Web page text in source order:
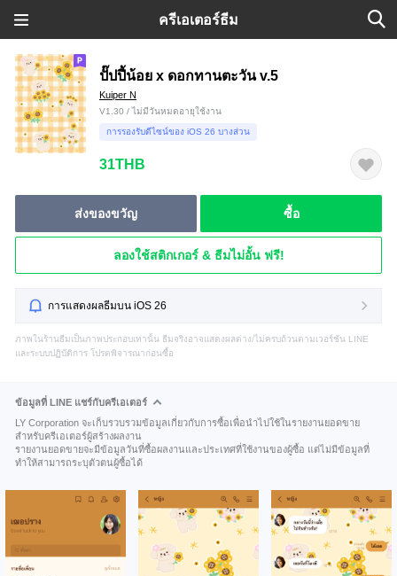
ครีเอเตอร์ธีม
ปั๊ปปี้น้อย x ดอกทานตะวัน v.5
Kuiper N
V1.30 / ไม่มีวันหมดอายุใช้งาน
การรองรับดีไซน์ของ iOS 26 บางส่วน
31THB
ส่งของขวัญ ซื้อ
ลองใช้สติกเกอร์ & ธีมไม่อั้น ฟรี!
การแสดงผลธีมบน iOS 26
ภาพในร้านธีมเป็นภาพประกอบเท่านั้น ธีมจริงอาจแสดงผลต่าง/ไม่ครบถ้วนตามเวอร์ชัน LINE
และระบบปฏิบัติการ โปรดพิจารณาก่อนซื้อ
ข้อมูลที่ LINE แชร์กับครีเอเตอร์
LY Corporation จะเก็บรวบรวมข้อมูลเกี่ยวกับการซื้อเพื่อนำไปใช้ในรายงานยอดขาย
สำหรับครีเอเตอร์ผู้สร้างผลงาน
รายงานยอดขายจะมีข้อมูลวันที่ซื้อผลงานและประเทศที่ใช้งานของผู้ซื้อ แต่ไม่มีข้อมูลที่
ทำให้สามารถระบุตัวตนผู้ซื้อได้